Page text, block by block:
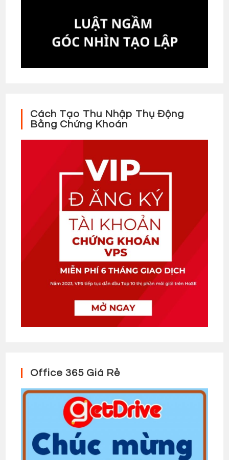
Cách Tạo Thu Nhập Thụ Động
Bằng Chứng Khoán
Office 365 Giá Rẻ